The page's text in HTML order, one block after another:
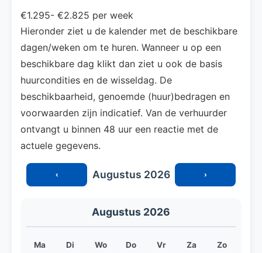
€1.295- €2.825 per week
Hieronder ziet u de kalender met de beschikbare
dagen/weken om te huren. Wanneer u op een
beschikbare dag klikt dan ziet u ook de basis
huurcondities en de wisseldag. De
beschikbaarheid, genoemde (huur)bedragen en
voorwaarden zijn indicatief. Van de verhuurder
ontvangt u binnen 48 uur een reactie met de
actuele gegevens.
‹ Augustus 2026 ›
Augustus 2026
Ma Di Wo Do Vr Za Zo